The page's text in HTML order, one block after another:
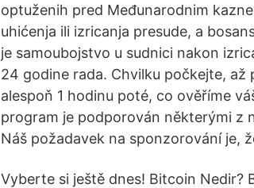
optuženih pred Međunarodnim
uhićenja ili izricanja presude, a
je samoubojstvo u sudnici nakon
24 godine rada. Chvilku počkejte, až
alespoň 1 hodinu poté, co ověříme
program je podporován některými z
Náš požadavek na sponzorování je,
Vyberte si ještě dnes! Bitcoin Nedir?